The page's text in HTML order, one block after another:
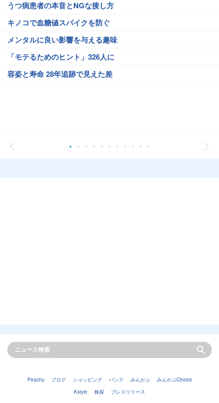
うつ病患者の本音とNGな接し方
キノコで血糖値スパイクを防ぐ
メンタルに良い影響を与える趣味
「モテるためのヒント」326人に
容姿と寿命 28年追跡で見えた差
Peachy ブログ ショッピング バンク みんかぶ
みんかぶChoice
Kstyle
株探 プレスリリース